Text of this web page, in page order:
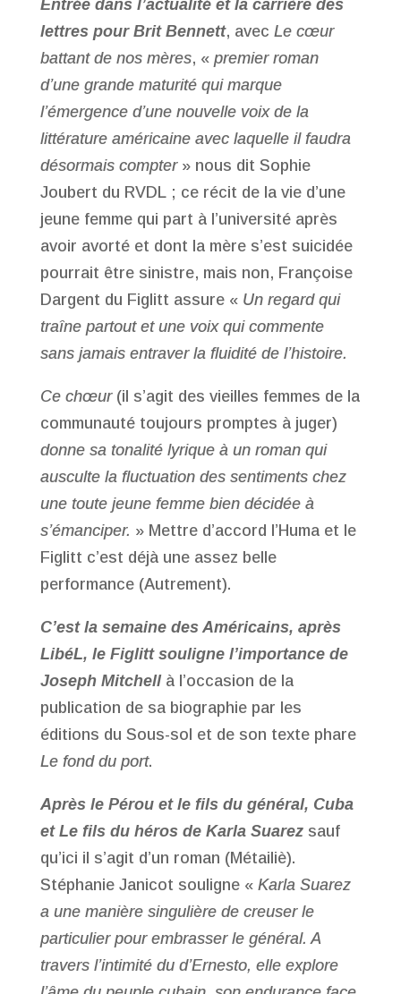
Entrée dans l’actualité et la carrière des
lettres pour Brit Bennett, avec Le cœur
battant de nos mères, « premier roman
d’une grande maturité qui marque
l’émergence d’une nouvelle voix de la
littérature américaine avec laquelle il faudra
désormais compter» nous dit Sophie
Joubert du RVDL ; ce récit de la vie d’une
jeune femme qui part à l’université après
avoir avorté et dont la mère s’est suicidée
pourrait être sinistre, mais non, Françoise
Dargent du Figlitt assure « Un regard qui
traîne partout et une voix qui commente
sans jamais entraver la fluidité de l’histoire.
Ce chœur (il s’agit des vieilles femmes de la
communauté toujours promptes à juger)
donne sa tonalité lyrique à un roman qui
ausculte la fluctuation des sentiments chez
une toute jeune femme bien décidée à
s’émanciper. » Mettre d’accord l’Huma et le
Figlitt c’est déjà une assez belle
performance (Autrement).
C’est la semaine des Américains, après
LibéL, le Figlitt souligne l’importance de
Joseph Mitchellà l’occasion de la
publication de sa biographie par les
éditions du Sous-sol et de son texte phare
Le fond du port.
Après le Pérou et le fils du général, Cuba
et Le fils du héros de Karla Suarezsauf
qu’ici il s’agit d’un roman (Métailiè).
Stéphanie Janicot souligne « Karla Suarez
a une manière singulière de creuser le
particulier pour embrasser le général. A
travers l’intimité du d’Ernesto, elle explore